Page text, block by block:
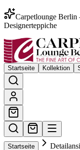
Carpetlounge Berlin
Designerteppiche
Startseite Kollektion
Startseite